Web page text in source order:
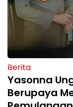
Berita
Yasonna
Berupaya